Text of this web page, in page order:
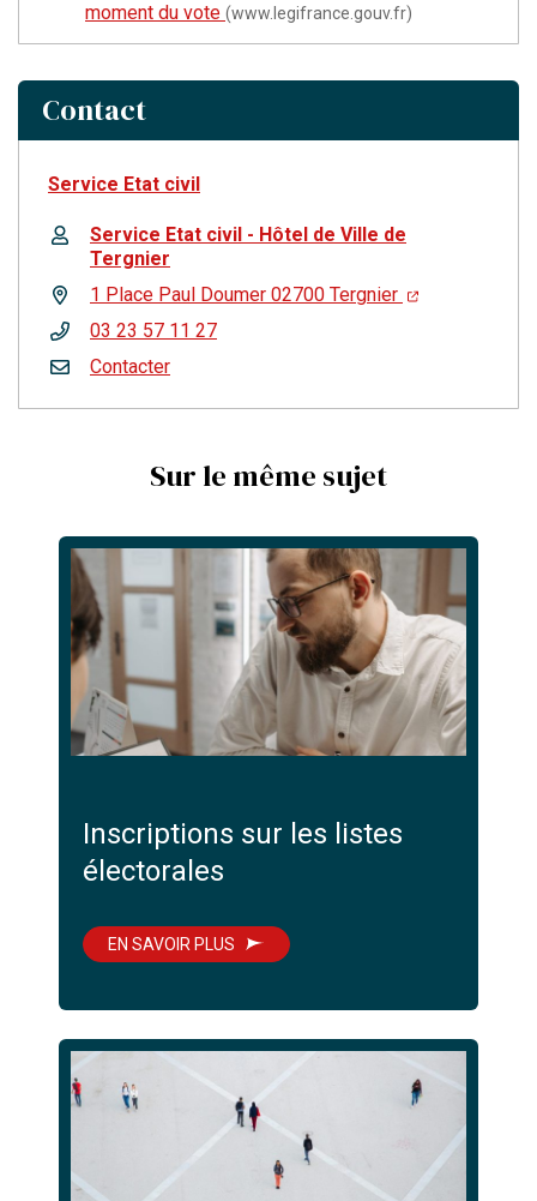
moment du vote (www.legifrance.gouv.fr)
Contact
Service Etat civil
Service Etat civil - Hôtel de Ville de
Tergnier
1 Place Paul Doumer 02700 Tergnier
03 23 57 11 27
Contacter
Sur le même sujet
Inscriptions sur les listes
électorales
EN SAVOIR PLUS